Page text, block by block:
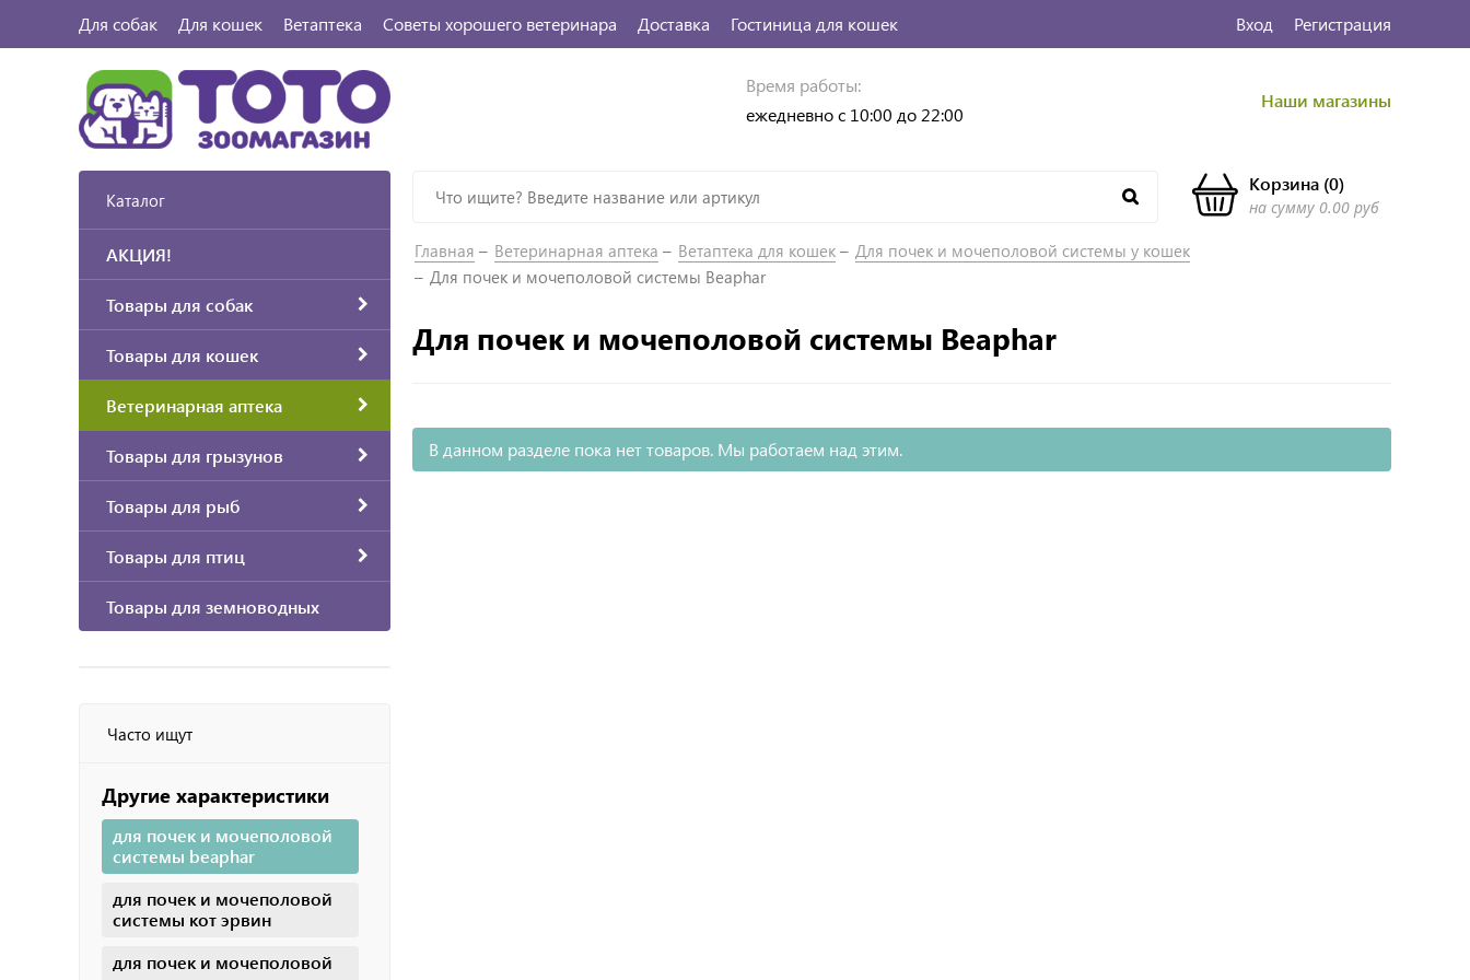
Для собак Для кошек Ветаптека Советы хорошего ветеринара Доставка Гостиница для кошек Вход Регистрация
Время работы:
ежедневно с 10:00 до 22:00
Наши магазины
Корзина(0)
на сумму 0.00 руб
Каталог
АКЦИЯ!
Товары для собак
Товары для кошек
Ветеринарная аптека
Товары для грызунов
Товары для рыб
Товары для птиц
Товары для земноводных
Часто ищут
Другие характеристики
для почек и мочеполовой
системы beaphar
для почек и мочеполовой
системы кот эрвин
для почек и мочеполовой
Главная Ветеринарная аптека Ветаптека для кошек
Для почек и мочеполовой системы у кошек
Для почек и мочеполовой системы Beaphar
Для почек и мочеполовой системы Beaphar
В данном разделе пока нет товаров. Мы работаем над этим.